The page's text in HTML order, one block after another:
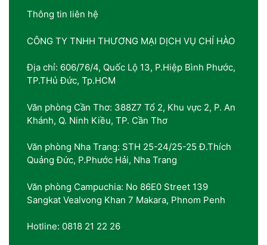
Thông tin liên hệ
CÔNG TY TNHH THƯƠNG MẠI DỊCH VỤ CHÍ HÀO
Địa chỉ: 606/76/4, Quốc Lộ 13, P.Hiệp Bình Phước,
TP.THủ Đức, Tp.HCM
Văn phòng Cần Thơ: 388Z7 Tổ 2, Khu vực 2, P. An
Khánh, Q. Ninh Kiều, TP. Cần Thơ
Văn phòng Nha Trang: STH 25-24/25-25 Đ.Thích
Quảng Đức, P.Phước Hải, Nha Trang
Văn phòng Campuchia: No 86E0 Street 139
Sangkat Vealvong Khan 7 Makara, Phnom Penh
Hotline: 0818 21 22 26